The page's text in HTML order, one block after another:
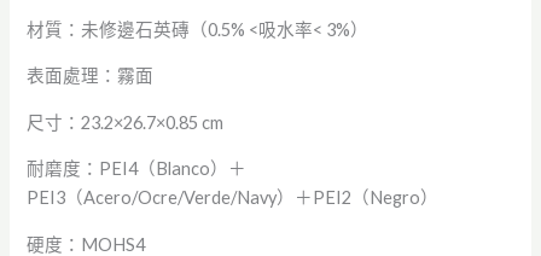
材質：未修邊石英磚（0.5% <吸水率< 3%）
表面處理：霧面
尺寸：23.2×26.7×0.85 cm
耐磨度：PEI4（Blanco）＋
PEI3（Acero/Ocre/Verde/Navy）＋PEI2（Negro）
硬度：MOHS4